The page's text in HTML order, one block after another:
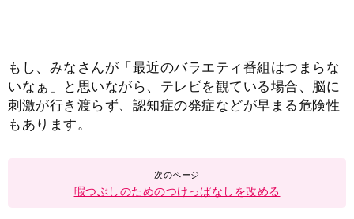
もし、みなさんが「最近のバラエティ番組はつまらな
いなぁ」と思いながら、テレビを観ている場合、脳に
刺激が行き渡らず、認知症の発症などが早まる危険性
もあります。
暇つぶしのためのつけっぱなしを改める